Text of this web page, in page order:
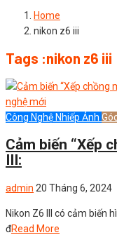
Home
nikon z6 iii
Tags :nikon z6 iii
Công Nghệ Nhiếp Ảnh
Cảm biến “Xếp
III:
admin 20 Tháng 6, 2024
Nikon Z6 III có cảm biến
đRead More